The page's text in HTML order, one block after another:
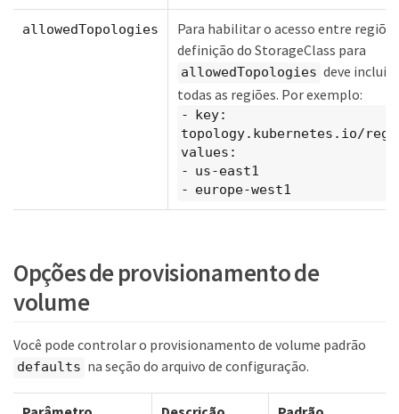
allowedTopologies
Para habilitar o acesso entre
definição do StorageClass para
allowedTopologies deve incluir
todas as regiões. Por exemplo:
- key:
topology.kubernetes.io/
values:
- us-east1
- europe-west1
Opções de provisionamento de
volume
Você pode controlar o provisionamento de volume padrão
defaults na seção do arquivo de configuração.